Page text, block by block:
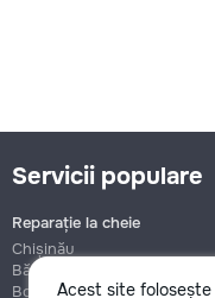
Acest site folosește
Servicii populare
Reparație la cheie
Chișinău
Bălți
Botanica